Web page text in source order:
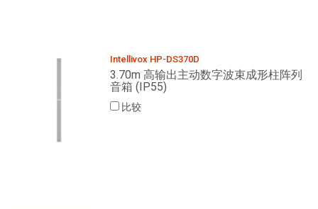
Intellivox HP-DS370D
3.70m 高输出主动数字波束成形柱阵列
音箱 (IP55)
比较